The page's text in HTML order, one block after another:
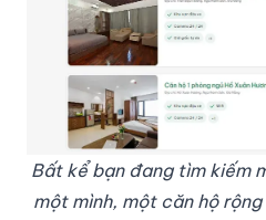
Bất kể bạn đang tìm kiếm
một mình, một căn hộ